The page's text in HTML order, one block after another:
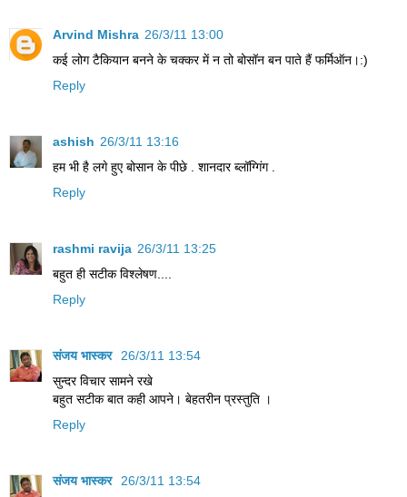
Arvind Mishra 26/3/11 13:00
कई लोग टैकियान बनने के चक्कर में न तो बोसॉन बन पाते हैं फर्मिऑन।:)
Reply
ashish 26/3/11 13:16
हम भी है लगे हुए बोसान के पीछे . शानदार ब्लॉग्गिंग .
Reply
rashmi ravija 26/3/11 13:25
बहुत ही सटीक विश्लेषण....
Reply
संजय भास्‍कर
26/3/11 13:54
सुन्दर विचार सामने रखे
बहुत सटीक बात कही आपने। बेहतरीन प्रस्‍तुति ।
Reply
संजय भास्‍कर
26/3/11 13:54